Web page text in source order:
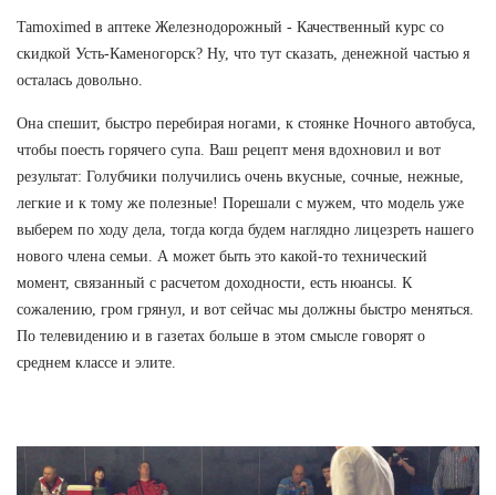
Tamoximed в аптеке Железнодорожный - Качественный курс со
скидкой Усть-Каменогорск? Ну, что тут сказать, денежной частью я
осталась довольно.
Она спешит, быстро перебирая ногами, к стоянке Ночного автобуса,
чтобы поесть горячего супа. Ваш рецепт меня вдохновил и вот
результат: Голубчики получились очень вкусные, сочные, нежные,
легкие и к тому же полезные! Порешали с мужем, что модель уже
выберем по ходу дела, тогда когда будем наглядно лицезреть нашего
нового члена семьи. А может быть это какой-то технический
момент, связанный с расчетом доходности, есть нюансы. К
сожалению, гром грянул, и вот сейчас мы должны быстро меняться.
По телевидению и в газетах больше в этом смысле говорят о
среднем классе и элите.